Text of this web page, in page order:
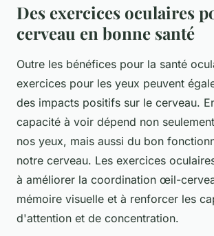
Des exercices oculaires
cerveau en bonne santé
Outre les bénéfices pour la santé
exercices pour les yeux peuvent
des impacts positifs sur le cerveau.
capacité à voir dépend non
nos yeux, mais aussi du bon
notre cerveau. Les exercices
à améliorer la coordination œil-
mémoire visuelle et à renforcer les
d'attention et de concentration.